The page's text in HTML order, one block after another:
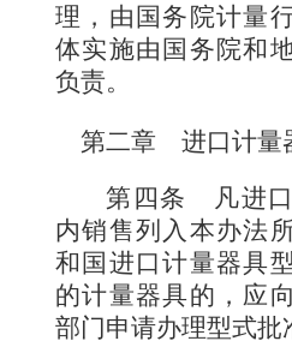
理，由国务院计量
体实施由国务院和
负责。
第二章 进口计量
第四条
凡进
内销售列入本办法
和国进口计量器具
的计量器具的，应
部门申请办理型式批